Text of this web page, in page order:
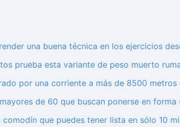
una buena técnica en los ejercicios
prueba esta variante de peso muerto
por una corriente a más de 8500
de 60 que buscan ponerse en forma
que puedes tener lista en sólo 10